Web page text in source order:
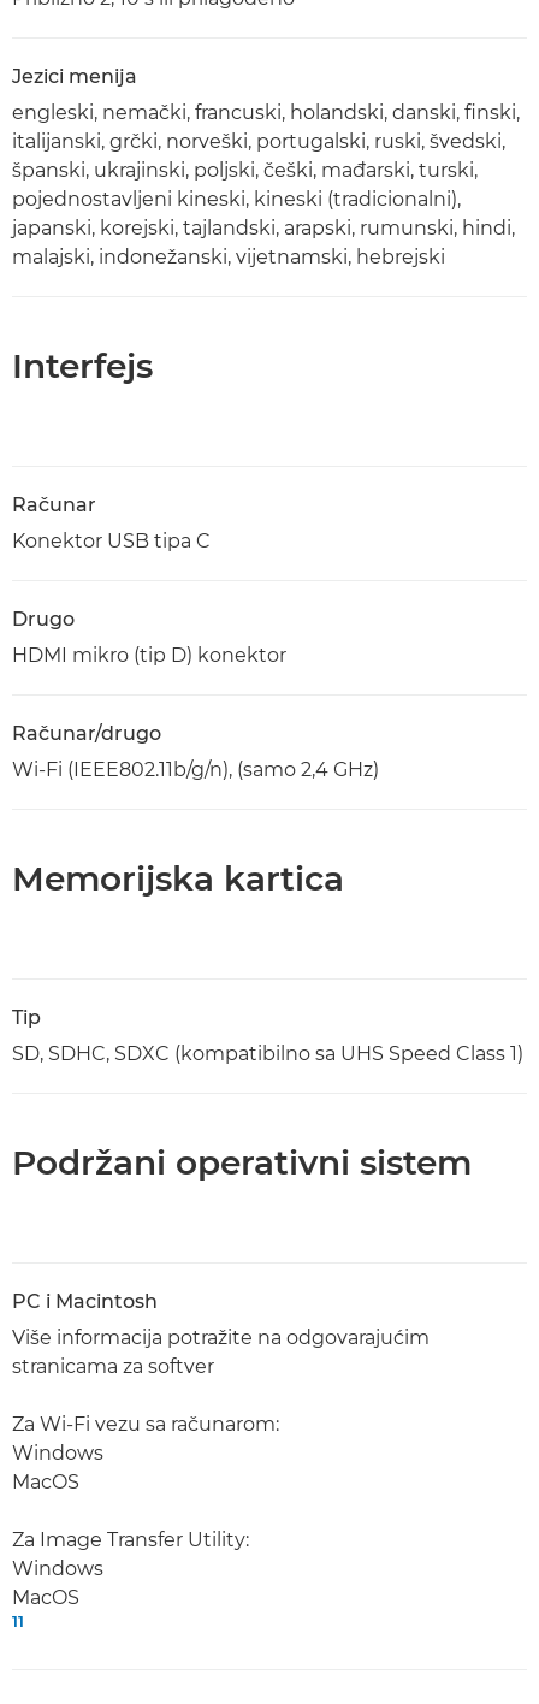
Jezici menija
engleski, nemački, francuski, holandski, danski, finski,
italijanski, grčki, norveški, portugalski, ruski, švedski,
španski, ukrajinski, poljski, češki, mađarski, turski,
pojednostavljeni kineski, kineski (tradicionalni),
japanski, korejski, tajlandski, arapski, rumunski, hindi,
malajski, indonežanski, vijetnamski, hebrejski
Interfejs
Računar
Konektor USB tipa C
Drugo
HDMI mikro (tip D) konektor
Računar/drugo
Wi-Fi (IEEE802.11b/g/n), (samo 2,4 GHz)
Memorijska kartica
Tip
SD, SDHC, SDXC (kompatibilno sa UHS Speed Class 1)
Podržani operativni sistem
PC i Macintosh
Više informacija potražite na odgovarajućim
stranicama za softver
Za Wi-Fi vezu sa računarom:
Windows
MacOS
Za Image Transfer Utility:
Windows
MacOS
11